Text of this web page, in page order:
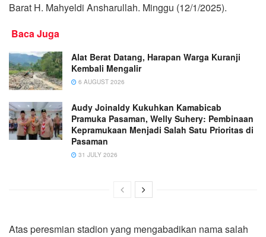
Barat H. Mahyeldi Ansharullah. Minggu (12/1/2025).
Baca Juga
Alat Berat Datang, Harapan Warga Kuranji
Kembali Mengalir
6 AUGUST 2026
Audy Joinaldy Kukuhkan Kamabicab
Pramuka Pasaman, Welly Suhery: Pembinaan
Kepramukaan Menjadi Salah Satu Prioritas di
Pasaman
31 JULY 2026
Atas peresmian stadion yang mengabadikan nama salah